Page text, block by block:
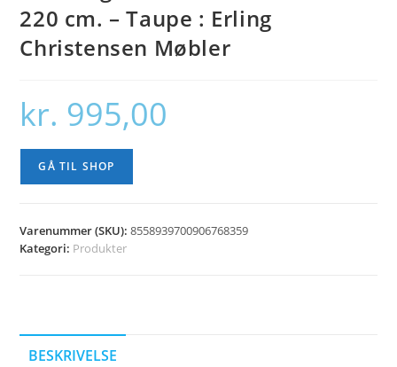
220 cm. – Taupe : Erling
Christensen Møbler
kr. 995,00
GÅ TIL SHOP
Varenummer (SKU):8558939700906768359
Kategori: Produkter
BESKRIVELSE